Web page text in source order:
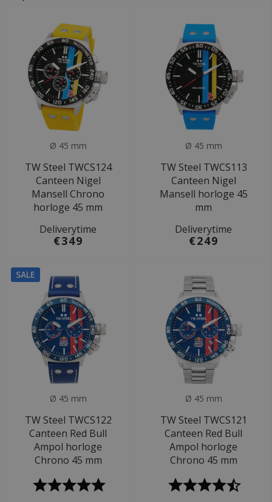
Ø 45 mm
TW Steel TWCS124
Canteen Nigel
Mansell Chrono
horloge 45 mm
Deliverytime
€349
Ø 45 mm
TW Steel TWCS113
Canteen Nigel
Mansell horloge 45
mm
Deliverytime
€249
SALE
Ø 45 mm
TW Steel TWCS122
Canteen Red Bull
Ampol horloge
Chrono 45 mm
Ø 45 mm
TW Steel TWCS121
Canteen Red Bull
Ampol horloge
Chrono 45 mm